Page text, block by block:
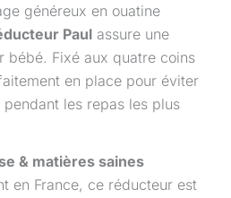
généreux en ouatine
Paul assure une
bébé. Fixé aux quatre coins
en place pour éviter
les repas les plus
& matières saines
en France, ce réducteur est